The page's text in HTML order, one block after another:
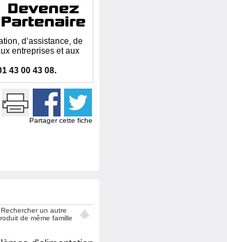
d’assistance, de
entreprises et aux
43 00 43 08.
Partager cette fiche
Rechercher un autre
de même famille